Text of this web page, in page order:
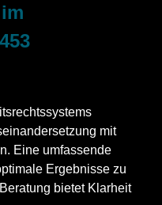
mit
Eine umfassende
Ergebnisse zu
bietet Klarheit